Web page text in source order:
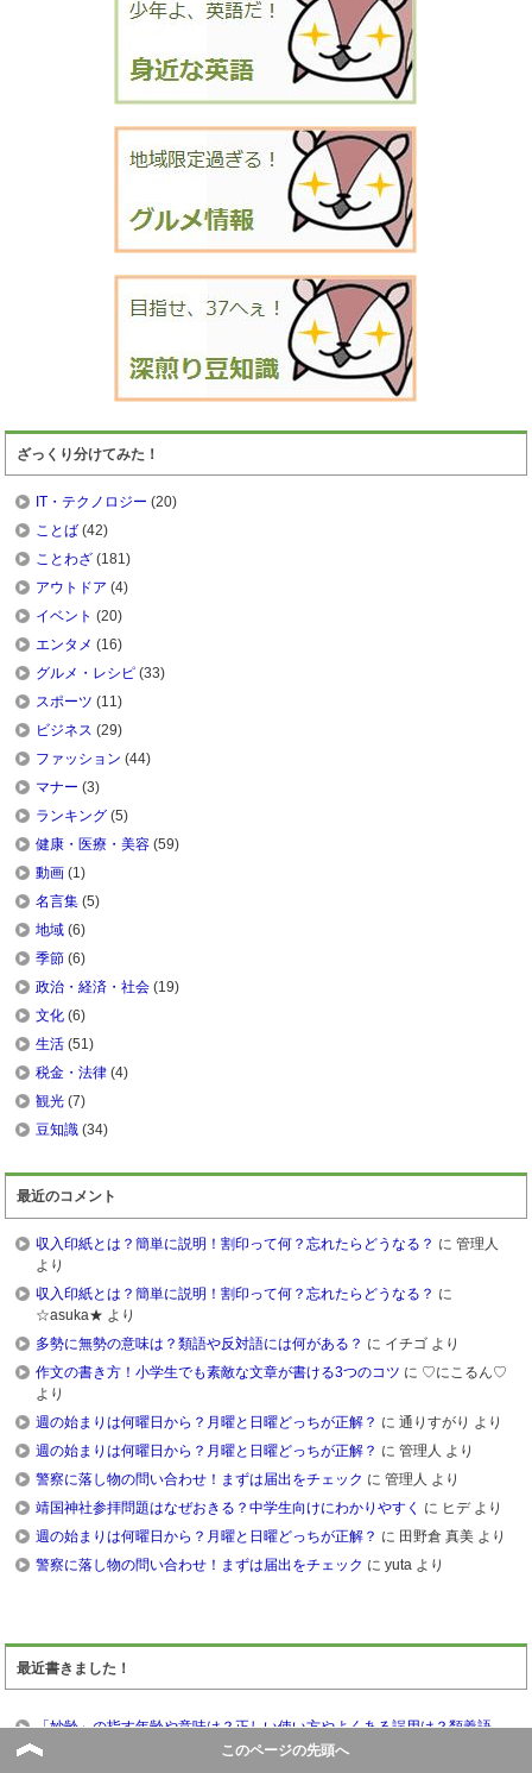
ざっくり分けてみた！
IT・テクノロジー (20)
ことば (42)
ことわざ (181)
アウトドア (4)
イベント (20)
エンタメ (16)
グルメ・レシピ (33)
スポーツ (11)
ビジネス (29)
ファッション (44)
マナー (3)
ランキング (5)
健康・医療・美容 (59)
動画 (1)
名言集 (5)
地域 (6)
季節 (6)
政治・経済・社会 (19)
文化 (6)
生活 (51)
税金・法律 (4)
観光 (7)
豆知識 (34)
最近のコメント
収入印紙とは？簡単に説明！割印って何？忘れたらどうなる？ に 管理人
より
収入印紙とは？簡単に説明！割印って何？忘れたらどうなる？ に
☆asuka★ より
多勢に無勢の意味は？類語や反対語には何がある？ に イチゴ より
作文の書き方！小学生でも素敵な文章が書ける3つのコツ に ♡にこるん♡
より
週の始まりは何曜日から？月曜と日曜どっちが正解？ に 通りすがり より
週の始まりは何曜日から？月曜と日曜どっちが正解？ に 管理人 より
警察に落し物の問い合わせ！まずは届出をチェック に 管理人 より
靖国神社参拝問題はなぜおきる？中学生向けにわかりやすく に ヒデ より
週の始まりは何曜日から？月曜と日曜どっちが正解？ に 田野倉 真美 より
警察に落し物の問い合わせ！まずは届出をチェック に yuta より
最近書きました！
「妙齢」の指す年齢や意味は？正しい使い方やよくある誤用は？類義語、
英語表現はコレ！
このページの先頭へ